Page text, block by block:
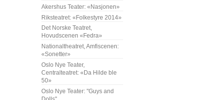
Akershus Teater: «Nasjonen»
Riksteatret: «Folkestyre 2014»
Det Norske Teatret,
Hovudscenen «Fedra»
Nationaltheatret, Amfiscenen:
«Sonetter»
Oslo Nye Teater,
Centralteatret: «Da Hilde ble
50»
Oslo Nye Teater: "Guys and